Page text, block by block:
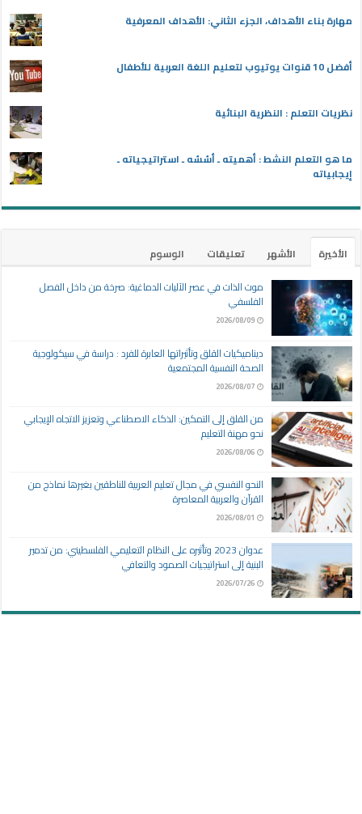
مهارة بناء الأهداف، الجزء الثاني: الأهداف المعرفية
أفضل 10 قنوات يوتيوب لتعليم اللغة العربية للأطفال
نظريات التعلم : النظرية البنائية
ما هو التعلم النشط : أهميته ـ أسُسُه ـ استراتيجياته ـ
إيجابياته
الأخيرة الأشهر تعليقات
الوسوم
موت الذات في عصر الآليات الدماغية: صرخة من داخل الفصل
الفلسفي
2026/08/09
ديناميكيات القلق وتأثيراتها العابرة للفرد : دراسة في سيكولوجية
الصحة النفسية المجتمعية
2026/08/07
من القلق إلى التمكين: الذكاء الاصطناعي وتعزيز الاتجاه الإيجابي
نحو مهنة التعليم
2026/08/06
النحو النفسي في مجال تعليم العربية للناطقين بغيرها نماذج من
القرآن والعربية المعاصرة
2026/08/01
عدوان 2023 وتأثيره على النظام التعليمي الفلسطيني: من تدمير
البنية إلى استراتيجيات الصمود والتعافي
2026/07/26